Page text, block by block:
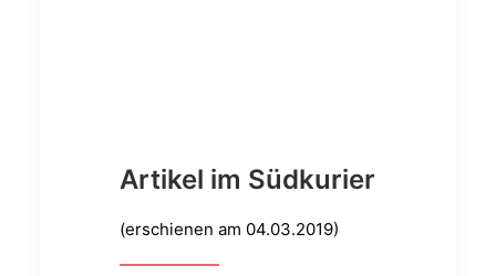
Artikel im Südkurier
(erschienen am 04.03.2019)